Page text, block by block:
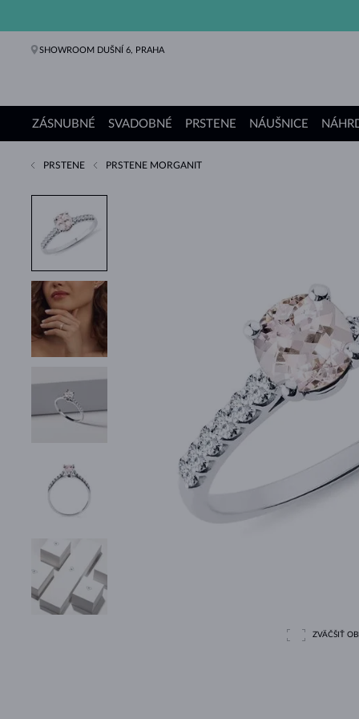
SHOWROOM DUŠNÍ 6, PRAHA
ZÁSNUBNÉ
Zásnubné prstene
SVADOBNÉ
Svadobné obrúčky
PRSTENE
Prstene
NÁUŠNICE
Náušnice
Náhrdelníky
Náramky
Perly
Šperky
Darčeky
Kolekcie KLENOTA
PRSTENE PRSTENE MORGANIT
ZVÄČŠIŤ